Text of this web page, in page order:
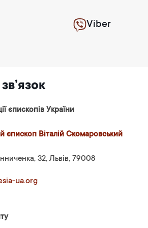
Viber
єпископів України
єпископ Віталій Скомаровський
32, Львів, 79008
ua.org